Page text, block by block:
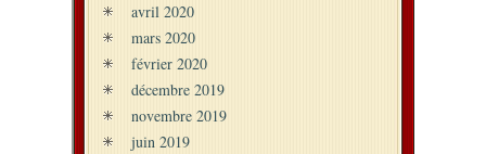
avril 2020
mars 2020
février 2020
décembre 2019
novembre 2019
juin 2019